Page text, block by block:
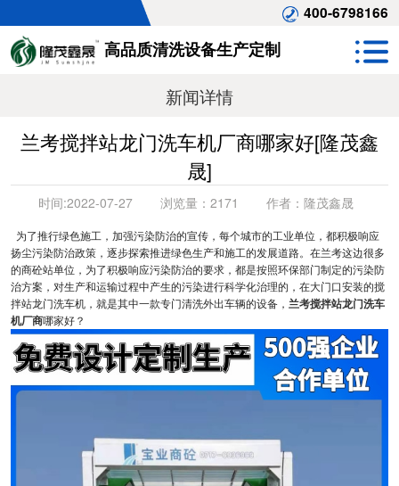
400-6798166
高品质清洗设备生产定制
新闻详情
兰考搅拌站龙门洗车机厂商哪家好[隆茂鑫
晟]
时间:2022-07-27 浏览量： 2171 作者： 隆茂鑫晟
为了推行绿色施工，加强污染防治的宣传，每个城市的工业单位，都积极响应
扬尘污染防治政策，逐步探索推进绿色生产和施工的发展道路。在兰考这边很多
的商砼站单位，为了积极响应污染防治的要求，都是按照环保部门制定的污染防
治方案，对生产和运输过程中产生的污染进行科学化治理的，在大门口安装的搅
拌站龙门洗车机，就是其中一款专门清洗外出车辆的设备， 兰考搅拌站龙门洗车
机厂商哪家好？